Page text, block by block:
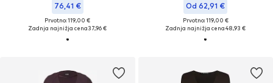
76,41 €
Prvotno: 119,00 €
Zadnja najnižja cena37,96 €
Od 62,91 €
Prvotno: 119,00 €
Zadnja najnižja cena48,93 €